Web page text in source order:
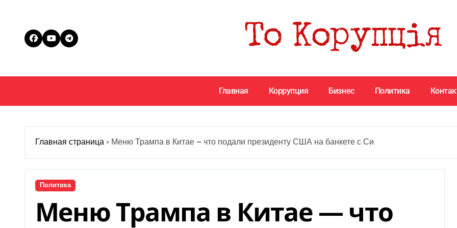
Главная Коррупция Бизнес Политика
Главная страница » Меню Трампа в Китае — что подали президенту США на банкете с Си
Политика
Меню Трампа в Китае — что